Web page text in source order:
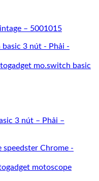
– 5001015
3 nút – Phải –